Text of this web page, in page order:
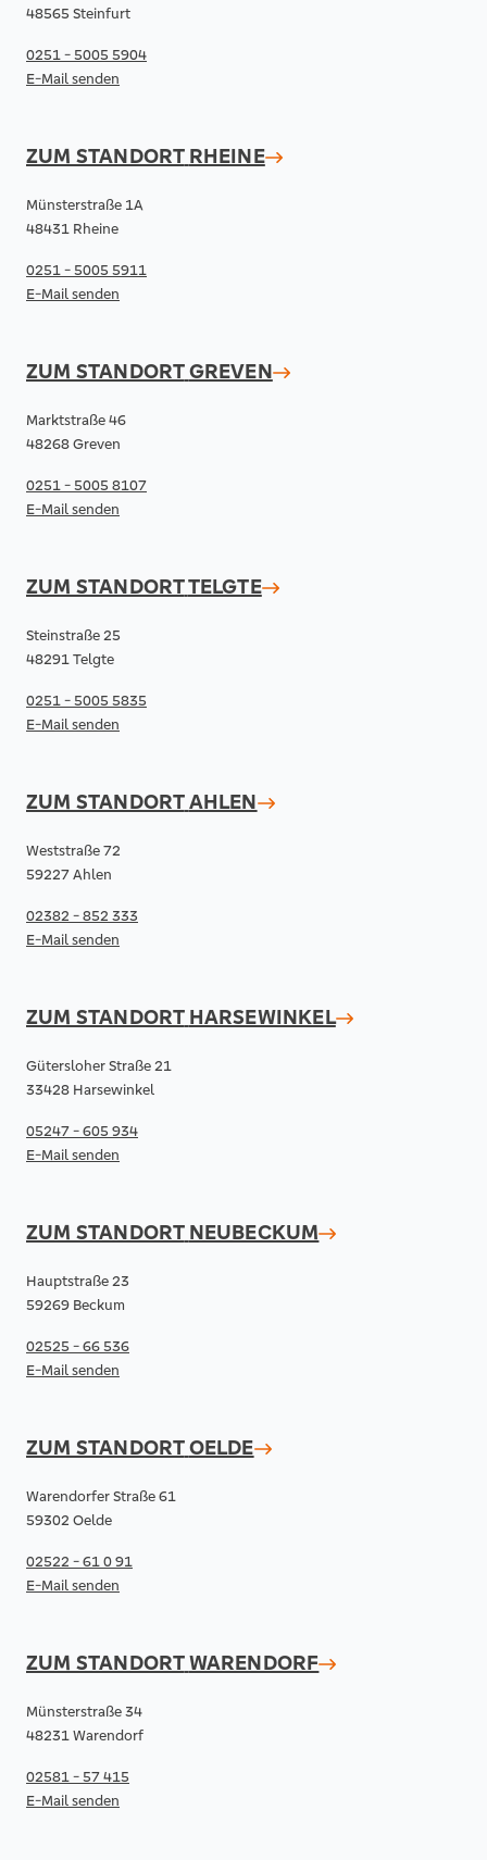
48565 Steinfurt
0251 - 5005 5904
E-Mail senden
ZUM STANDORT RHEINE
Münsterstraße 1A
48431 Rheine
0251 - 5005 5911
E-Mail senden
ZUM STANDORTGREVEN
Marktstraße 46
48268 Greven
0251 - 5005 8107
E-Mail senden
ZUM STANDORTTELGTE
Steinstraße 25
48291 Telgte
0251 - 5005 5835
E-Mail senden
ZUM STANDORTAHLEN
Weststraße 72
59227 Ahlen
02382 - 852 333
E-Mail senden
ZUM STANDORT HARSEWINKEL
Gütersloher Straße 21
33428 Harsewinkel
05247 - 605 934
E-Mail senden
ZUM STANDORT NEUBECKUM
Hauptstraße 23
59269 Beckum
02525 - 66 536
E-Mail senden
ZUM STANDORTOELDE
Warendorfer Straße 61
59302 Oelde
02522 - 61 0 91
E-Mail senden
ZUM STANDORTWARENDORF
Münsterstraße 34
48231 Warendorf
02581 - 57 415
E-Mail senden